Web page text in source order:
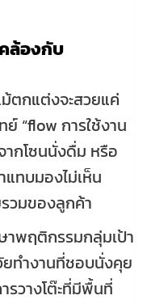
ล้องกับ
ตกแต่งจะสวยแค่
“flow การใช้งาน
ากโซนนั่งดื่ม หรือ
ทบมองไม่เห็น
วมของลูกค้า
พฤติกรรมกลุ่มเป้า
ทำงานที่ชอบนั่งคุย
วางโต๊ะที่มีพื้นที่